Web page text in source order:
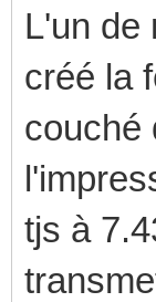
L'un de
créé la
couché
tjs à